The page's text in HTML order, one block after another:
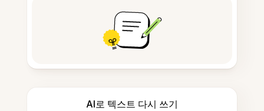
AI로 텍스트 다시 쓰기